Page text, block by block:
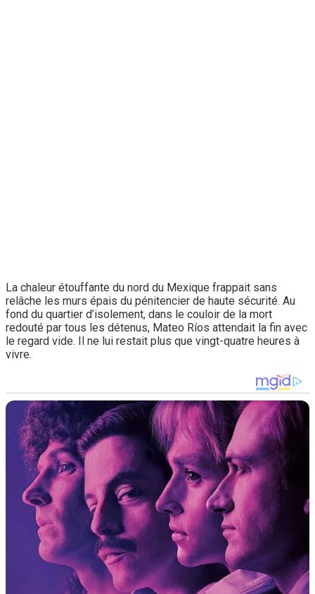
La chaleur étouffante du nord du Mexique frappait sans
relâche les murs épais du pénitencier de haute sécurité. Au
fond du quartier d’isolement, dans le couloir de la mort
redouté par tous les détenus, Mateo Ríos attendait la fin avec
le regard vide. Il ne lui restait plus que vingt-quatre heures à
vivre.